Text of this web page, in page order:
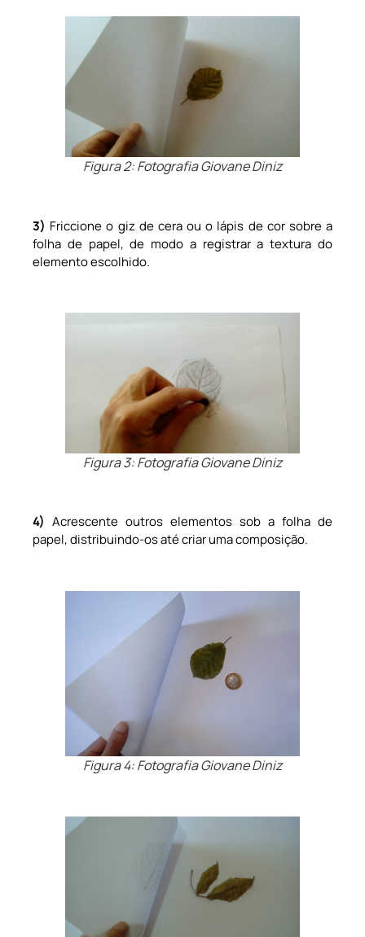
Figura 2: Fotografia Giovane Diniz
3) Friccione o giz de cera ou o lápis de cor sobre a
folha de papel, de modo a registrar a textura do
elemento escolhido.
Figura 3: Fotografia Giovane Diniz
4) Acrescente outros elementos sob a folha de
papel, distribuindo-os até criar uma composição.
Figura 4: Fotografia Giovane Diniz